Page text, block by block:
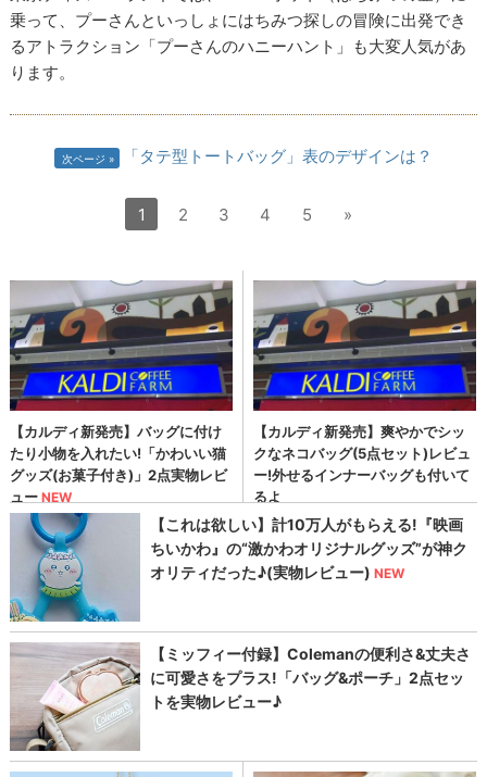
乗って、プーさんといっしょにはちみつ探しの冒険に出発でき
るアトラクション「プーさんのハニーハント」も大変人気があ
ります。
次ページ 「タテ型トートバッグ」表のデザインは？
1 2 3 4 5 »